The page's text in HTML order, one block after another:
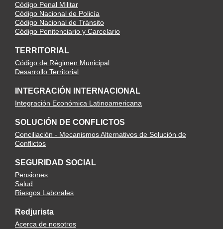
Código Penal Militar
Código Nacional de Policía
Código Nacional de Tránsito
Código Penitenciario y Carcelario
TERRITORIAL
Código de Régimen Municipal
Desarrollo Territorial
INTEGRACIÓN INTERNACIONAL
Integración Económica Latinoamericana
SOLUCIÓN DE CONFLICTOS
Conciliación - Mecanismos Alternativos de Solución de
Conflictos
SEGURIDAD SOCIAL
Pensiones
Salud
Riesgos Laborales
Redjurista
Acerca de nosotros